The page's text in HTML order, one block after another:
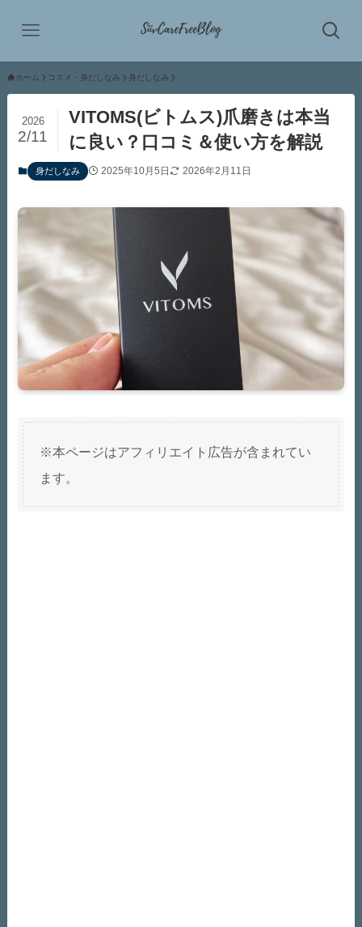
ホーム コスメ・身だしなみ 身だしなみ
VITOMS(ビトムス)爪磨きは本当
に良い？口コミ＆使い方を解説
2026
2/11
身だしなみ 2025年10月5日 2026年2月11日
※本ページはアフィリエイト広告が含まれてい
ます。